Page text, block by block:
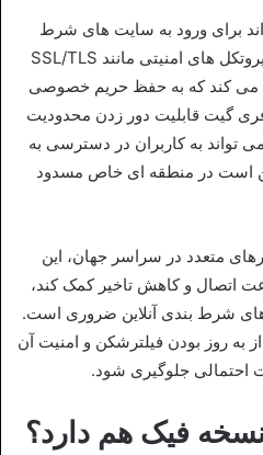
برای ورود به سایت‌ های شرط‌
بندی مناسب باشد. این ابزار از پروتکل‌ های امنیتی مانند SSL/TLS
می‌ کند که به حفظ حریم خصوصی
گیت قابلیت دور زدن محدودیت‌
تواند به کاربران در دسترسی به
است در منطقه‌ ای خاص مسدود
متعدد در سراسر جهان، این
اتصال و کاهش تاخیر کمک کند،
شرط‌ بندی آنلاین ضروری است.
از به‌ روز بودن فیلترشکن و امنیت آن
احتمالی جلوگیری شود.
فیک هم دارد؟